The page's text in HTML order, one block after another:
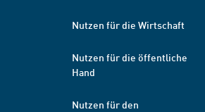
Nutzen für die Wirtschaft
Nutzen für die öffentliche
Hand
Nutzen für den